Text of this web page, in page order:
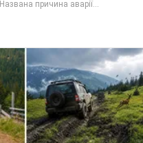
Названа причина аварії...